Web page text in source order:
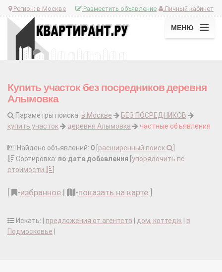
Регион: в Москве Личный кабинет
Разместить объявление
МЕНЮ
Купить участок без посредников деревня
Алымовка
Параметры поиска: в Москве
БЕЗ ПОСРЕДНИКОВ
купить участок
деревня Алымовка частные объявления
Найдено объявлений: 0 расширенный поиск
Сортировка: по дате добавления упорядочить по
стоимости
-избранное | -показать на карте
Искать: | предложения от агентств дом, коттедж
в
Подмосковье